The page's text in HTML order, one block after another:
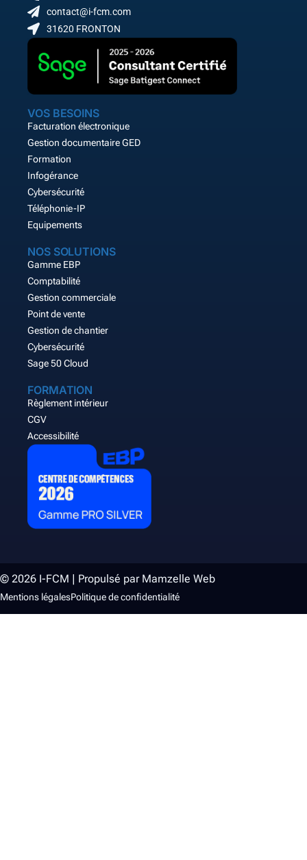
contact@i-fcm.com
31620 FRONTON
VOS BESOINS
Facturation électronique
Gestion documentaire GED
Formation
Infogérance
Cybersécurité
Téléphonie-IP
Equipements
NOS SOLUTIONS
Gamme EBP
Comptabilité
Gestion commerciale
Point de vente
Gestion de chantier
Cybersécurité
Sage 50 Cloud
FORMATION
Règlement intérieur
CGV
Accessibilité
© 2026 I-FCM | Propulsé par Mamzelle Web
Mentions légalesPolitique de confidentialité